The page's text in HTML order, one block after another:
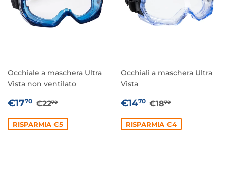
Occhiale a maschera Ultra
Vista non ventilato
PREZZO
€1770 €17,70
PREZZO DI LISTINO
€2270
RISPARMIA €5
Occhiali a maschera Ultra
Vista
PREZZO
€1470 €14,70
PREZZO DI
€1870
RISPARMIA €4